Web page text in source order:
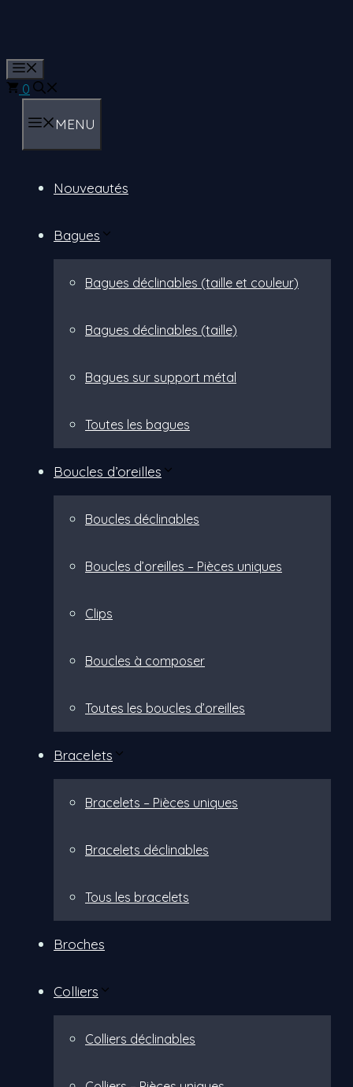
contenu
0
MENU
Nouveautés
Bagues
Bagues déclinables (taille et couleur)
Bagues déclinables (taille)
Bagues sur support métal
Toutes les bagues
Boucles d’oreilles
Boucles déclinables
Boucles d’oreilles – Pièces uniques
Clips
Boucles à composer
Toutes les boucles d’oreilles
Bracelets
Bracelets – Pièces uniques
Bracelets déclinables
Tous les bracelets
Broches
Colliers
Colliers déclinables